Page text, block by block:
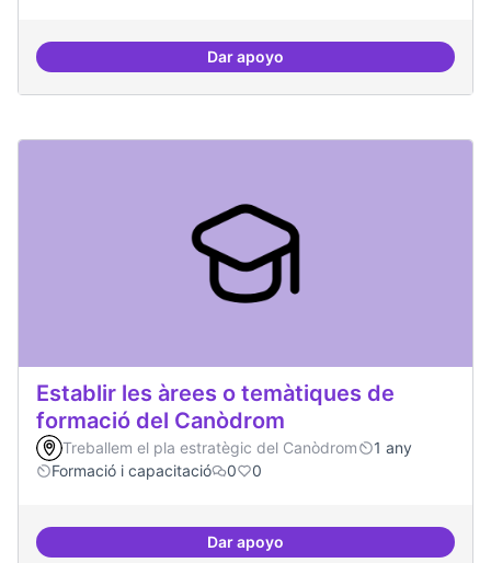
Dar apoyoRecerca + residències
Establir les àrees o temàtiques de
formació del Canòdrom
Treballem el pla estratègic del Canòdrom
1 any
Formació i capacitació
0 0
Dar apoyoEstablir les àrees o temàtiques